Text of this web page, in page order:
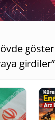
girdiler”